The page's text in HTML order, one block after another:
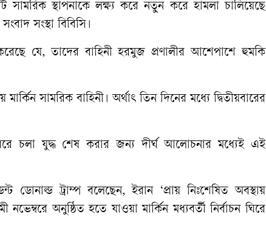
স্থাপনাকে লক্ষ্য করে নতুন করে হামলা চালিয়েছে
সংস্থা বিবিসি।
যে, তাদের বাহিনী হরমুজ প্রণালীর আশেপাশে হুমকি
সামরিক বাহিনী। অর্থাৎ তিন দিনের মধ্যে দ্বিতীয়বারের
ধরে চলা যুদ্ধ শেষ করার জন্য দীর্ঘ আলোচনার মধ্যেই এই
ডোনাল্ড ট্রাম্প বলেছেন, ইরান ‘প্রায় নিঃশেষিত অবস্থায়
অনুষ্ঠিত হতে যাওয়া মার্কিন মধ্যবর্তী নির্বাচন ঘিরে